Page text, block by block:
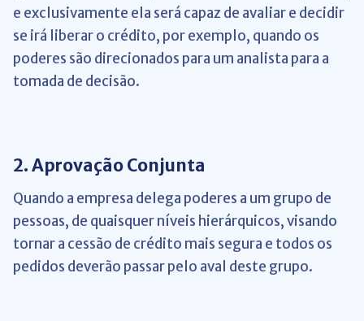
e exclusivamente ela será capaz de avaliar e decidir
se irá liberar o crédito, por exemplo, quando os
poderes são direcionados para um analista para a
tomada de decisão.
2. Aprovação Conjunta
Quando a empresa delega poderes a um grupo de
pessoas, de quaisquer níveis hierárquicos, visando
tornar a cessão de crédito mais segura e todos os
pedidos deverão passar pelo aval deste grupo.